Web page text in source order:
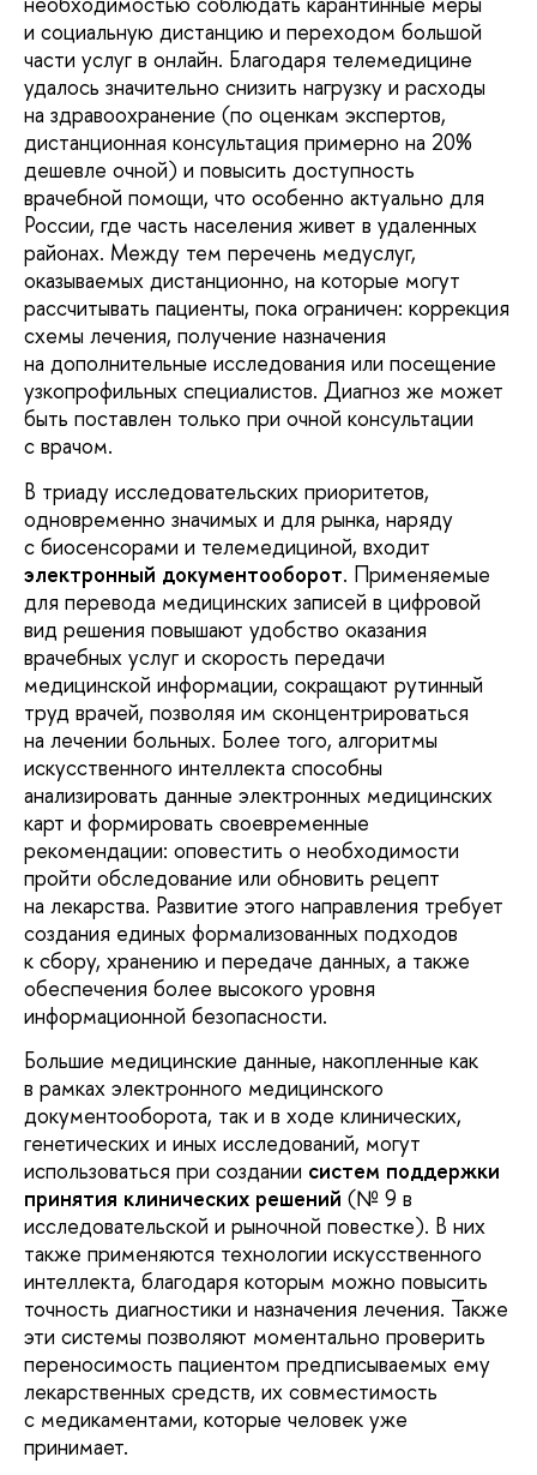
и социальную дистанцию и переходом большой
части услуг в онлайн. Благодаря телемедицине
удалось значительно снизить нагрузку и расходы
на здравоохранение (по оценкам экспертов,
дистанционная консультация примерно на 20%
дешевле очной) и повысить доступность
врачебной помощи, что особенно актуально для
России, где часть населения живет в удаленных
районах. Между тем перечень медуслуг,
оказываемых дистанционно, на которые могут
рассчитывать пациенты, пока ограничен: коррекция
схемы лечения, получение назначения
на дополнительные исследования или посещение
узкопрофильных специалистов. Диагноз же может
быть поставлен только при очной консультации
с врачом.
В триаду исследовательских приоритетов,
одновременно значимых и для рынка, наряду
с биосенсорами и телемедициной, входит
электронный документооборот. Применяемые
для перевода медицинских записей в цифровой
вид решения повышают удобство оказания
врачебных услуг и скорость передачи
медицинской информации, сокращают рутинный
труд врачей, позволяя им сконцентрироваться
на лечении больных. Более того, алгоритмы
искусственного интеллекта способны
анализировать данные электронных медицинских
карт и формировать своевременные
рекомендации: оповестить о необходимости
пройти обследование или обновить рецепт
на лекарства. Развитие этого направления требует
создания единых формализованных подходов
к сбору, хранению и передаче данных, а также
обеспечения более высокого уровня
информационной безопасности.
Большие медицинские данные, накопленные как
в рамках электронного медицинского
документооборота, так и в ходе клинических,
генетических и иных исследований, могут
использоваться при создании систем поддержки
принятия клинических решений (№ 9 в
исследовательской и рыночной повестке). В них
также применяются технологии искусственного
интеллекта, благодаря которым можно повысить
точность диагностики и назначения лечения. Также
эти системы позволяют моментально проверить
переносимость пациентом предписываемых ему
лекарственных средств, их совместимость
с медикаментами, которые человек уже
принимает.